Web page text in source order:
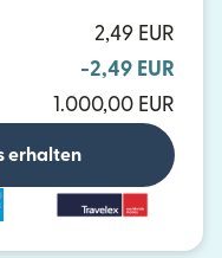
2,49 EUR
-2,49 EUR
1.000,00 EUR
erhalten